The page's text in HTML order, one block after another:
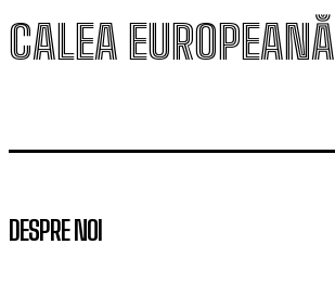
CALEA EUROPEANĂ
DESPRE NOI